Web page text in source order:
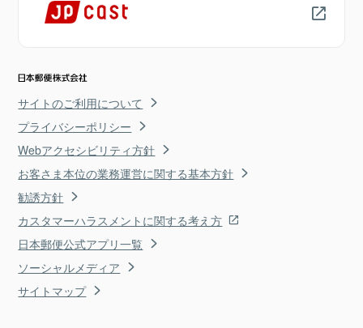
サイトのご利用について
プライバシーポリシー
Webアクセシビリティ方針
お客さま本位の業務運営に関する基本方針
勧誘方針
カスタマーハラスメントに関する考え方
日本郵便公式アプリ一覧
ソーシャルメディア
サイトマップ